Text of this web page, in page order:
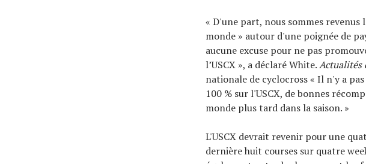
« D'une part, nous sommes revenus
monde » autour d'une poignée de
aucune excuse pour ne pas
l’USCX », a déclaré White.Actualités
nationale de cyclocross « Il n'y a
100 % sur l'USCX, de bonnes
monde plus tard dans la saison. »
L'USCX devrait revenir pour une
dernière huit courses sur quatre